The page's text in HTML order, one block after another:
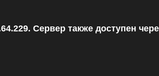
Сервер также доступен